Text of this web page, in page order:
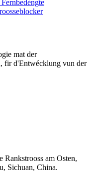
mat der
fir d'Entwécklung vun der
Rankstrooss am Osten,
Sichuan, China.